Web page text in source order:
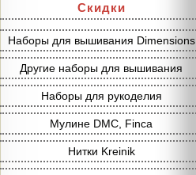
Скидки
Наборы для вышивания Dimensions
Другие наборы для вышивания
Наборы для рукоделия
Мулине DMC, Finca
Нитки Kreinik